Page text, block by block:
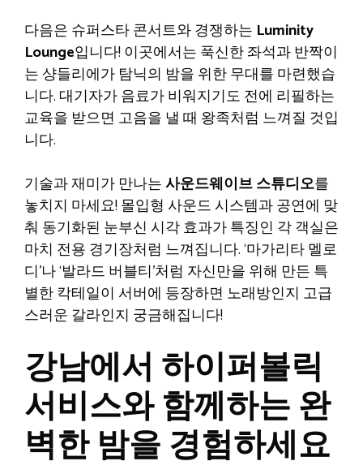
다음은 슈퍼스타 콘서트와 경쟁하는 Luminity
Lounge입니다! 이곳에서는 푹신한 좌석과 반짝이
는 샹들리에가 탐닉의 밤을 위한 무대를 마련했습
니다. 대기자가 음료가 비워지기도 전에 리필하는
교육을 받으면 고음을 낼 때 왕족처럼 느껴질 것입
니다.
기술과 재미가 만나는사운드웨이브 스튜디오를
놓치지 마세요! 몰입형 사운드 시스템과 공연에 맞
춰 동기화된 눈부신 시각 효과가 특징인 각 객실은
마치 전용 경기장처럼 느껴집니다. ‘마가리타 멜로
디’나 ‘발라드 버블티’처럼 자신만을 위해 만든 특
별한 칵테일이 서버에 등장하면 노래방인지 고급
스러운 갈라인지 궁금해집니다!
강남에서 하이퍼볼릭
서비스와 함께하는 완
벽한 밤을 경험하세요